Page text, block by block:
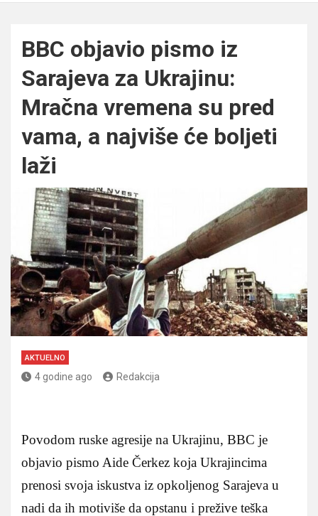
BBC objavio pismo iz
Sarajeva za Ukrajinu:
Mračna vremena su pred
vama, a najviše će boljeti
laži
AKTUELNO
4 godine ago Redakcija
Povodom ruske agresije na Ukrajinu, BBC je
objavio pismo Aide Čerkez koja Ukrajincima
prenosi svoja iskustva iz opkoljenog Sarajeva u
nadi da ih motiviše da opstanu i prežive teška